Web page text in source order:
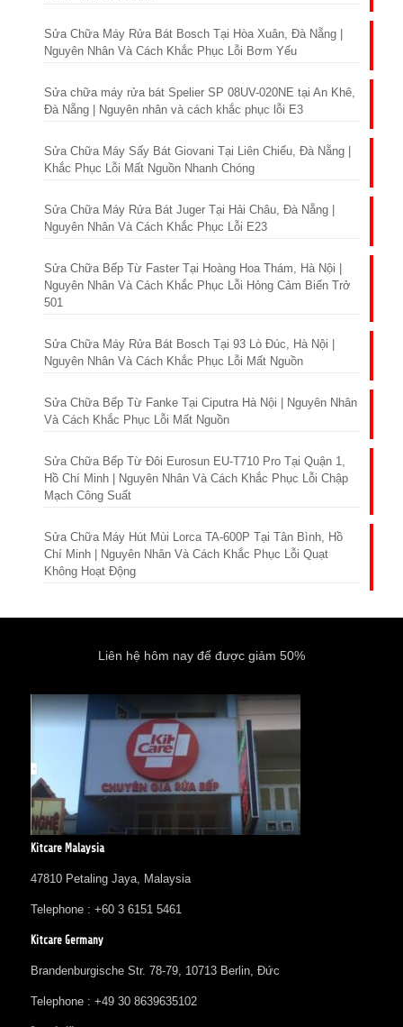
Sửa Chữa Máy Rửa Bát Bosch Tại Hòa Xuân, Đà Nẵng |
Nguyên Nhân Và Cách Khắc Phục Lỗi Bơm Yếu
Sửa chữa máy rửa bát Spelier SP 08UV-020NE tại An Khê,
Đà Nẵng | Nguyên nhân và cách khắc phục lỗi E3
Sửa Chữa Máy Sấy Bát Giovani Tại Liên Chiểu, Đà Nẵng |
Khắc Phục Lỗi Mất Nguồn Nhanh Chóng
Sửa Chữa Máy Rửa Bát Juger Tại Hải Châu, Đà Nẵng |
Nguyên Nhân Và Cách Khắc Phục Lỗi E23
Sửa Chữa Bếp Từ Faster Tại Hoàng Hoa Thám, Hà Nội |
Nguyên Nhân Và Cách Khắc Phục Lỗi Hỏng Cảm Biến Trở
501
Sửa Chữa Máy Rửa Bát Bosch Tại 93 Lò Đúc, Hà Nội |
Nguyên Nhân Và Cách Khắc Phục Lỗi Mất Nguồn
Sửa Chữa Bếp Từ Fanke Tại Ciputra Hà Nội | Nguyên Nhân
Và Cách Khắc Phục Lỗi Mất Nguồn
Sửa Chữa Bếp Từ Đôi Eurosun EU-T710 Pro Tại Quận 1,
Hồ Chí Minh | Nguyên Nhân Và Cách Khắc Phục Lỗi Chập
Mạch Công Suất
Sửa Chữa Máy Hút Mùi Lorca TA-600P Tại Tân Bình, Hồ
Chí Minh | Nguyên Nhân Và Cách Khắc Phục Lỗi Quạt
Không Hoạt Động
Liên hệ hôm nay để được giảm 50%
Kitcare Malaysia
47810 Petaling Jaya, Malaysia
Telephone : +60 3 6151 5461
Kitcare Germany
Brandenburgische Str. 78-79, 10713 Berlin, Đức
Telephone : +49 30 8639635102